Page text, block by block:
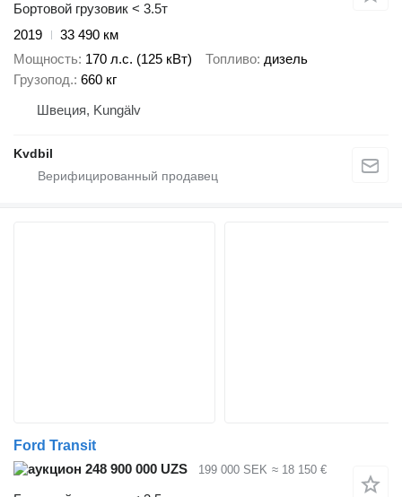
Бортовой грузовик < 3.5т
2019
33 490 км
Мощность 170 л.с. (125 кВт) Топливо дизель
Грузопод. 660 кг
Швеция, Kungälv
Kvdbil
Ford Transit
248 900 000 UZS
199 000 SEK ≈ 18 150 €